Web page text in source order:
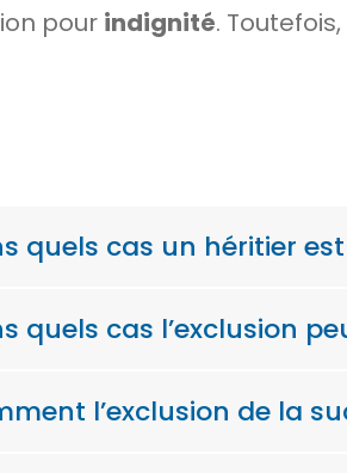
pour indignité.
quels cas un héritier
quels cas l’exclusion
l’exclusion de la